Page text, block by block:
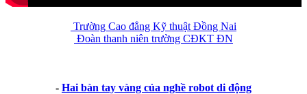
Trường Cao đẳng Kỹ thuật Đồng Nai
Đoàn thanh niên trường CĐKT ĐN
- Hai bàn tay vàng của nghề robot di động